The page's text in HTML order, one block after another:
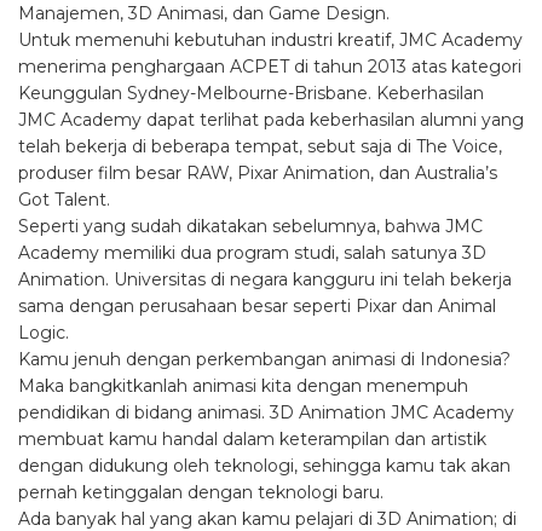
Manajemen, 3D Animasi, dan Game Design.
Untuk memenuhi kebutuhan industri kreatif, JMC Academy
menerima penghargaan ACPET di tahun 2013 atas kategori
Keunggulan Sydney-Melbourne-Brisbane. Keberhasilan
JMC Academy dapat terlihat pada keberhasilan alumni yang
telah bekerja di beberapa tempat, sebut saja di The Voice,
produser film besar RAW, Pixar Animation, dan Australia’s
Got Talent.
Seperti yang sudah dikatakan sebelumnya, bahwa JMC
Academy memiliki dua program studi, salah satunya 3D
Animation. Universitas di negara kangguru ini telah bekerja
sama dengan perusahaan besar seperti Pixar dan Animal
Logic.
Kamu jenuh dengan perkembangan animasi di Indonesia?
Maka bangkitkanlah animasi kita dengan menempuh
pendidikan di bidang animasi. 3D Animation JMC Academy
membuat kamu handal dalam keterampilan dan artistik
dengan didukung oleh teknologi, sehingga kamu tak akan
pernah ketinggalan dengan teknologi baru.
Ada banyak hal yang akan kamu pelajari di 3D Animation; di